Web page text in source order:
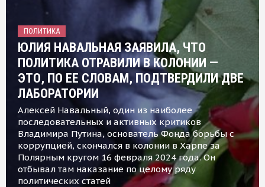
ПОЛИТИКА
ЮЛИЯ НАВАЛЬНАЯ ЗАЯВИЛА, ЧТО
ПОЛИТИКА ОТРАВИЛИ В КОЛОНИИ —
ЭТО, ПО ЕЕ СЛОВАМ, ПОДТВЕРДИЛИ ДВЕ
ЛАБОРАТОРИИ
Алексей Навальный, один из наиболее
последовательных и активных критиков
Владимира Путина, основатель Фонда борьбы с
коррупцией, скончался в колонии в Харпе за
Полярным кругом 16 февраля 2024 года. Он
отбывал там наказание по целому ряду
политических статей